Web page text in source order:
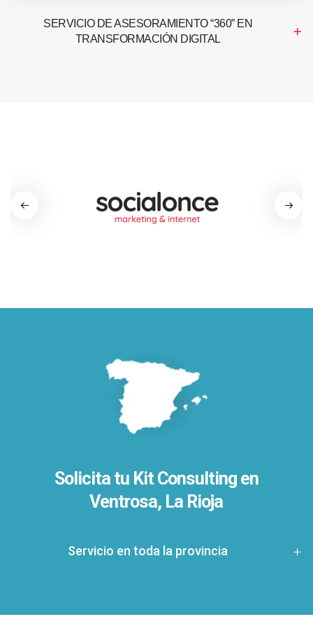
SERVICIO DE ASESORAMIENTO “360” EN
TRANSFORMACIÓN DIGITAL
Solicita tu Kit Consulting en
Ventrosa, La Rioja
Servicio en toda la provincia